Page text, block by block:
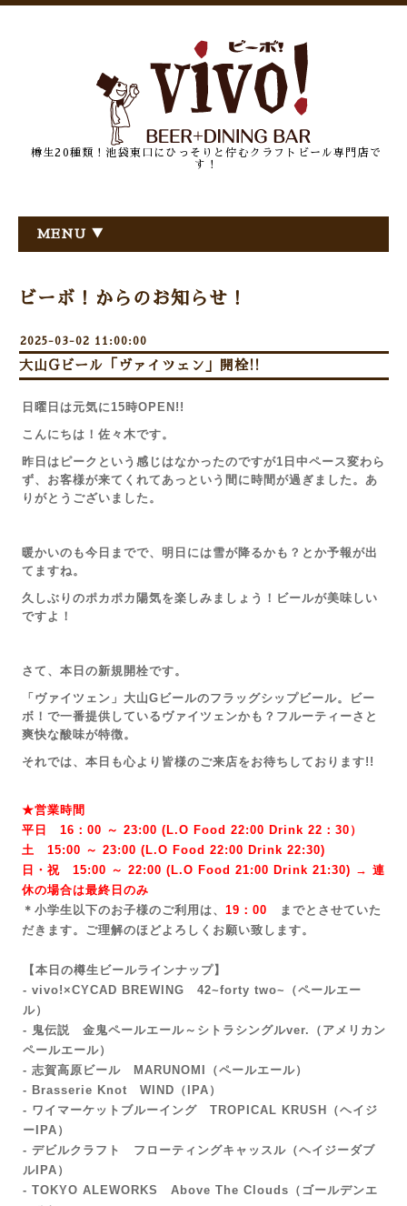
樽生20種類！池袋東口にひっそりと佇むクラフトビール専門店で
す！
MENU ▼
ビーボ！からのお知らせ！
2025-03-02 11:00:00
大山Gビール「ヴァイツェン」開栓!!
日曜日は元気に15時OPEN!!
こんにちは！佐々木です。
昨日はピークという感じはなかったのですが1日中ペース変わら
ず、お客様が来てくれてあっという間に時間が過ぎました。あ
りがとうございました。
暖かいのも今日までで、明日には雪が降るかも？とか予報が出
てますね。
久しぶりのポカポカ陽気を楽しみましょう！ビールが美味しい
ですよ！
さて、本日の新規開栓です。
「ヴァイツェン 」大山Gビールのフラッグシップビール。ビー
ボ！で一番提供しているヴァイツェンかも？フルーティーさと
爽快な酸味が特徴。
それでは、本日も心より皆様のご来店をお待ちしております!!
★営業時間
平日 16：00 ～ 23:00 (L.O Food 22:00 Drink 22：30）
土 15:00 ～ 23:00 ( L.O Food 22:00 Drink 22:30)
日・祝 15:00 ～ 22:00 ( L.O Food 21:00 Drink 21:30) → 連
休の場合は最終日のみ
＊小学生以下のお子様のご利用は、 19：00
までとさせていた
だきます。ご理解のほどよろしくお願い致します。
【本日の樽生ビールラインナップ】
- vivo!×CYCAD BREWING 42~forty two~
（ペールエー
ル）
- 鬼伝説 金鬼ペールエール～シトラシングルver.（アメリカン
ペールエール）
- 志賀高原ビール MARUNOMI（ペールエール）
- Brasserie Knot WIND（IPA）
- ワイマーケットブルーイング TROPICAL KRUSH（ヘイジ
ーIPA）
- デビルクラフト フローティングキャッスル（ヘイジーダブ
ルIPA）
- TOKYO ALEWORKS Above The Clouds（ゴールデンエ